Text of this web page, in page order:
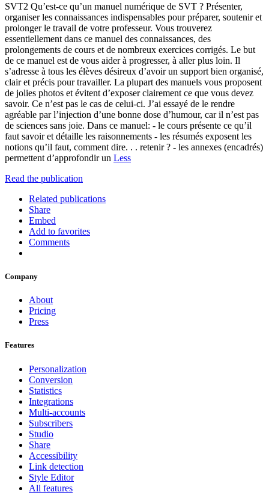
SVT2 Qu’est-ce qu’un manuel numérique de SVT ? Présenter,
organiser les connaissances indispensables pour préparer, soutenir et
prolonger le travail de votre professeur. Vous trouverez
essentiellement dans ce manuel des connaissances, des
prolongements de cours et de nombreux exercices corrigés. Le but
de ce manuel est de vous aider à progresser, à aller plus loin. Il
s’adresse à tous les élèves désireux d’avoir un support bien organisé,
clair et précis pour travailler. La plupart des manuels vous proposent
de jolies photos et évitent d’exposer clairement ce que vous devez
savoir. Ce n’est pas le cas de celui-ci. J’ai essayé de le rendre
agréable par l’injection d’une bonne dose d’humour, car il n’est pas
de sciences sans joie. Dans ce manuel: - le cours présente ce qu’il
faut savoir et détaille les raisonnements - les résumés exposent les
notions qu’il faut, comment dire. . . retenir ? - les annexes (encadrés)
permettent d’approfondir un Less
Read the publication
Related publications
Share
Embed
Add to favorites
Comments
Company
About
Pricing
Press
Features
Personalization
Conversion
Statistics
Integrations
Multi-accounts
Subscribers
Studio
Share
Accessibility
Link detection
Style Editor
All features